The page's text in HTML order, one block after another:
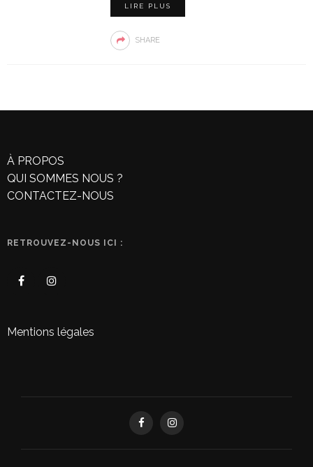
LIRE PLUS
SHARE
À PROPOS
QUI SOMMES NOUS ?
CONTACTEZ-NOUS
RETROUVEZ-NOUS ICI :
Mentions légales